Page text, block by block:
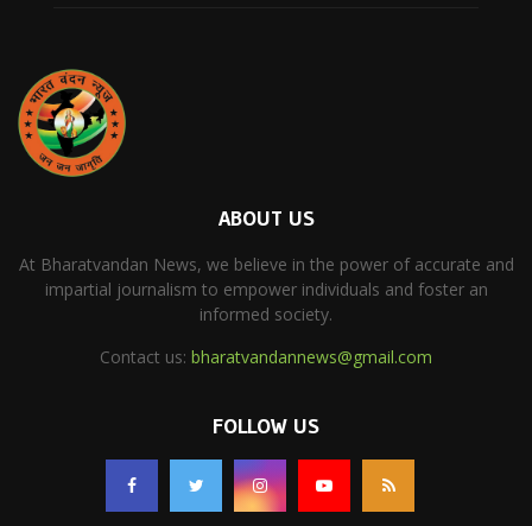
ABOUT US
At Bharatvandan News, we believe in the power of accurate and
impartial journalism to empower individuals and foster an
informed society.
Contact us: bharatvandannews@gmail.com
FOLLOW US